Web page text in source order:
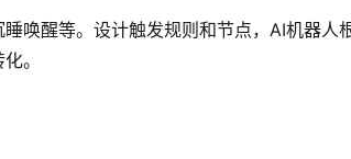
唤醒等。设计触发规则和节点，AI机器人
。